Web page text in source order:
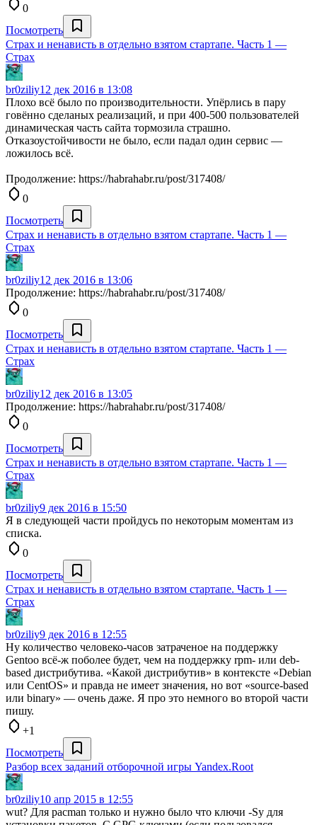
0
Посмотреть
Страх и ненависть в отдельно взятом стартапе. Часть 1 —
Cтрах
br0ziliy12 дек 2016 в 13:08
Плохо всё было по производительности. Упёрлись в пару
говённо сделаных реализаций, и при 400-500 пользователей
динамическая часть сайта тормозила страшно.
Отказоустойчивости не было, если падал один сервис —
ложилось всё.
Продолжение: https://habrahabr.ru/post/317408/
0
Посмотреть
Страх и ненависть в отдельно взятом стартапе. Часть 1 —
Cтрах
br0ziliy12 дек 2016 в 13:06
Продолжение: https://habrahabr.ru/post/317408/
0
Посмотреть
Страх и ненависть в отдельно взятом стартапе. Часть 1 —
Cтрах
br0ziliy12 дек 2016 в 13:05
Продолжение: https://habrahabr.ru/post/317408/
0
Посмотреть
Страх и ненависть в отдельно взятом стартапе. Часть 1 —
Cтрах
br0ziliy9 дек 2016 в 15:50
Я в следующей части пройдусь по некоторым моментам из
списка.
0
Посмотреть
Страх и ненависть в отдельно взятом стартапе. Часть 1 —
Cтрах
br0ziliy9 дек 2016 в 12:55
Ну количество человеко-часов затраченое на поддержку
Gentoo всё-ж поболее будет, чем на поддержку rpm- или deb-
based дистрибутива. «Какой дистрибутив» в контексте «Debian
или CentOS» и правда не имеет значения, но вот «source-based
или binary» — очень даже. Я про это немного во второй части
пишу.
+1
Посмотреть
Разбор всех заданий отборочной игры Yandex.Root
br0ziliy10 апр 2015 в 12:55
wut? Для pacman только и нужно было что ключи -Sy для